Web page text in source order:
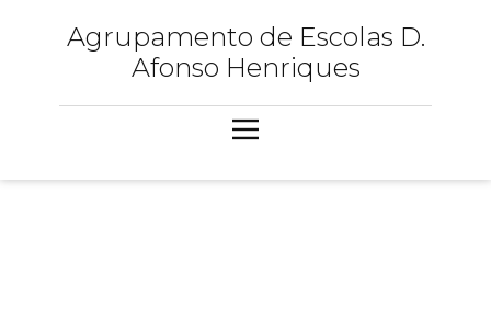
Agrupamento de Escolas D.
Afonso Henriques